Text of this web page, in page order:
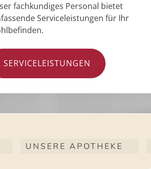
fachkundiges Personal bietet
Serviceleistungen für Ihr
SERVICELEISTUNGEN
UNSERE APOTHEKE